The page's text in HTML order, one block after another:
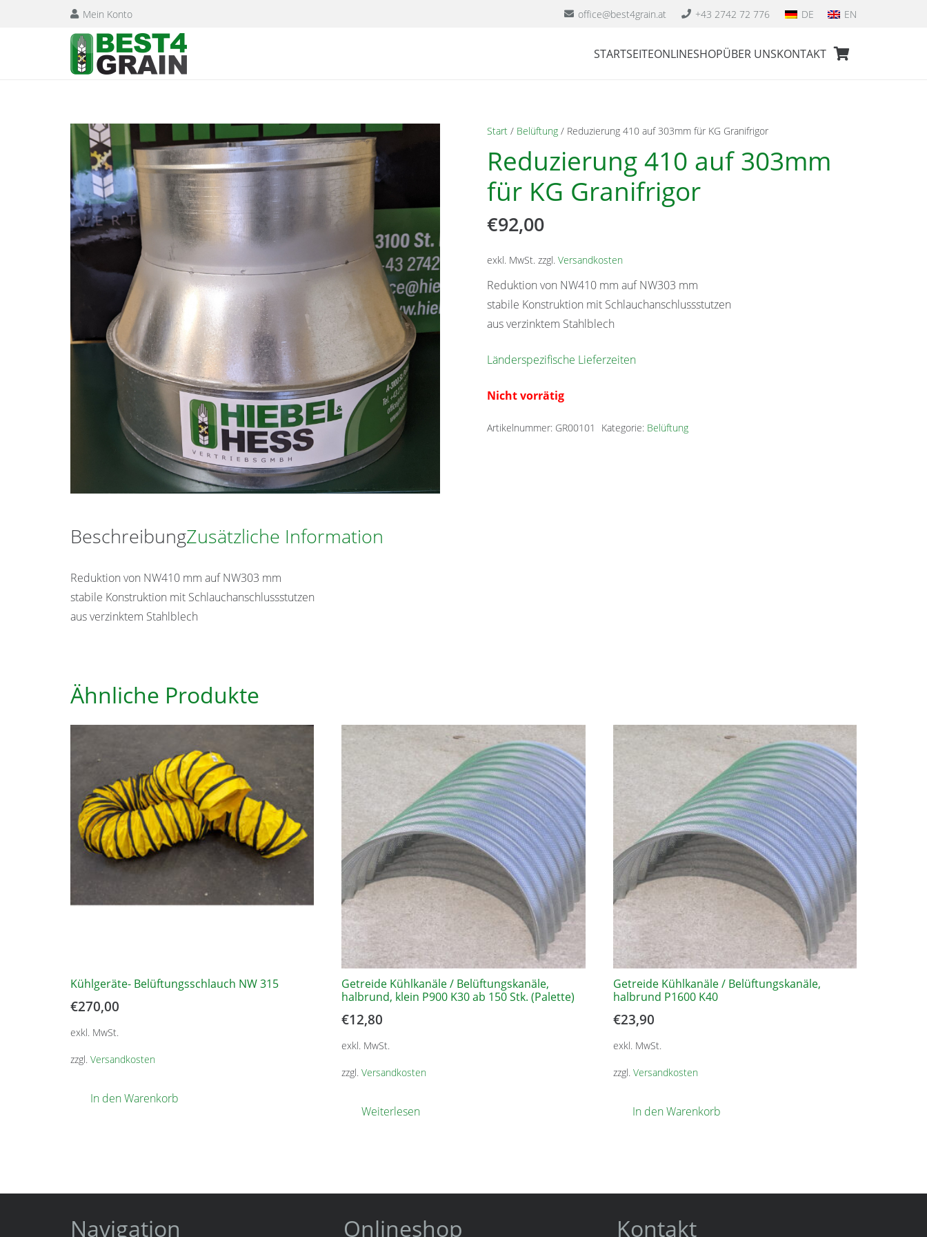
Mein Konto office@best4grain.at +43 2742 72 776 DE EN
STARTSEITEONLINESHOPÜBER UNSKONTAKT
Start / Belüftung / Reduzierung 410 auf 303mm für KG Granifrigor
Reduzierung 410 auf 303mm
für KG Granifrigor
€92,00
exkl. MwSt. zzgl.Versandkosten
Reduktion von NW410 mm auf NW303 mm
stabile Konstruktion mit Schlauchanschlussstutzen
aus verzinktem Stahlblech
Länderspezifische Lieferzeiten
Nicht vorrätig
Artikelnummer: GR00101 Kategorie: Belüftung
BeschreibungZusätzliche Information
Reduktion von NW410 mm auf NW303 mm
stabile Konstruktion mit Schlauchanschlussstutzen
aus verzinktem Stahlblech
Ähnliche Produkte
Kühlgeräte- Belüftungsschlauch NW 315
€270,00
exkl. MwSt.
zzgl. Versandkosten
In den Warenkorb
Getreide Kühlkanäle / Belüftungskanäle,
halbrund, klein P900 K30 ab 150 Stk. (Palette)
€12,80
exkl. MwSt.
zzgl.Versandkosten
Weiterlesen
Getreide Kühlkanäle / Belüftungskanäle,
halbrund P1600 K40
€23,90
exkl. MwSt.
zzgl. Versandkosten
In den Warenkorb
Navigation Onlineshop Kontakt